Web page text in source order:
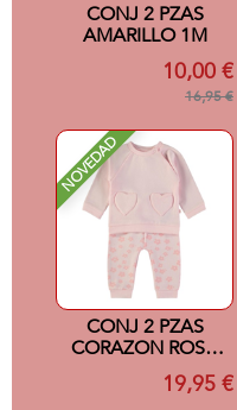
CONJ 2 PZAS
AMARILLO 1M
10,00 €
16,95 €
NOVEDAD
CONJ 2 PZAS
CORAZON ROSA
19,95 €